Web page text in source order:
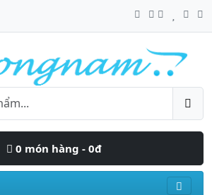
0 món hàng - 0đ